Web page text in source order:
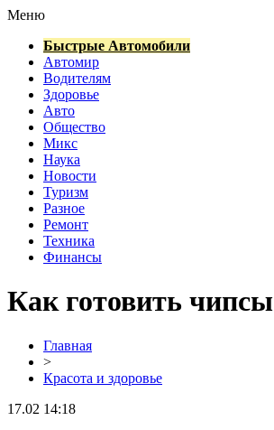
Меню
Быстрые Автомобили
Автомир
Водителям
Здоровье
Авто
Общество
Микс
Наука
Новости
Туризм
Разное
Ремонт
Техника
Финансы
Как готовить чипсы
Главная
>
Красота и здоровье
17.02 14:18